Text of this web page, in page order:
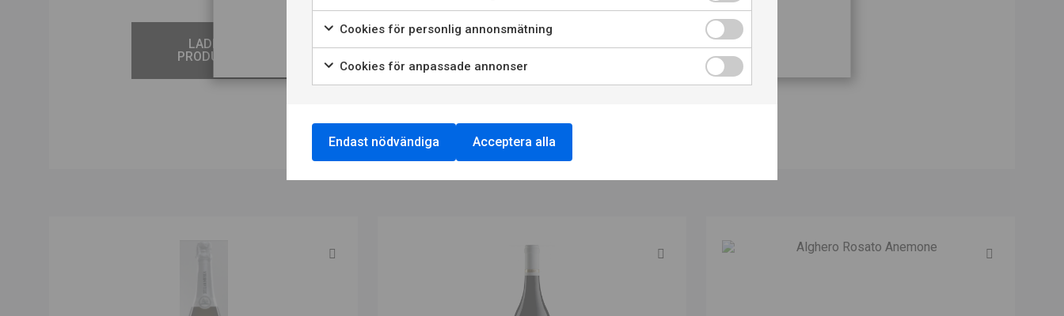
LADDA NER
PRODUKTBLAD
Cookies för personlig annonsmätning
Cookies för anpassade annonser
Endast nödvändiga Acceptera alla